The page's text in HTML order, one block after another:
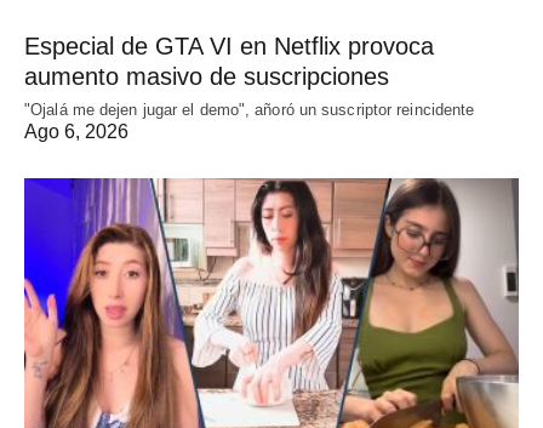
Especial de GTA VI en Netflix provoca
aumento masivo de suscripciones
"Ojalá me dejen jugar el demo", añoró un suscriptor reincidente
Ago 6, 2026